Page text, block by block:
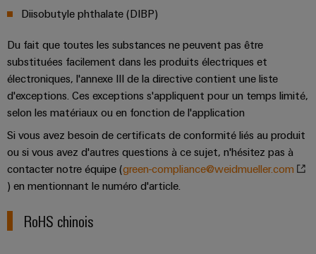
process
Énergie
photovoltaïque
Exploiter
l'énergie
solaire
pour
l'efficacité
des
Chemin
fer
Blocs
jonction
enfichables
pour
circuit
et
connecteurs
pour
imprimé
raccordement
générateur
PV
Répartiteurs
de
bus
de
terrain
Protection
Diisobutyle phthalate (DIBP)
Du fait que toutes les substances ne peuvent pas être
substituées facilement dans les produits électriques et
électroniques, l'annexe III de la directive contient une liste
d'exceptions. Ces exceptions s'appliquent pour un temps limité,
selon les matériaux ou en fonction de l'application
Si vous avez besoin de certificats de conformité liés au produit
ou si vous avez d'autres questions à ce sujet, n'hésitez pas à
contacter notre équipe (green-compliance@weidmueller.com
) en mentionnant le numéro d'article.
RoHS chinois